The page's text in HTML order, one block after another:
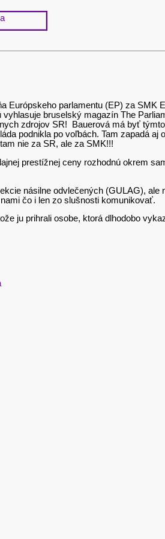
Európskeho parlamentu (EP) za SMK
bruselský magazín The
zdrojov SR! Bauerová má byť
podnikla po voľbách. Tam zapadá
nie za SR, ale za SMK!!!
prestížnej ceny rozhodnú okrem
násilne odvlečených (GULAG), ale
čo i len zo slušnosti komunikovať.
ju prihrali osobe, ktorá dlhodobo